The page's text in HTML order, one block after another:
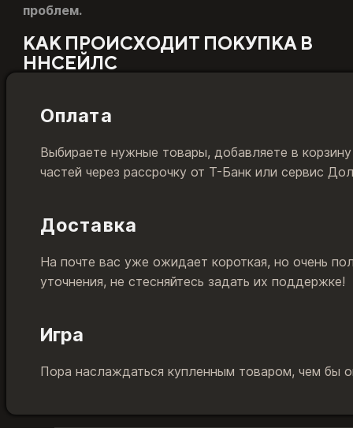
проблем.
КАК ПРОИСХОДИТ ПОКУПКА В
ННСЕЙЛС
Оплата
Выбираете нужные товары, добавляете в
частей через рассрочку от Т-Банк или сервис
Доставка
На почте вас уже ожидает короткая, но очень
уточнения, не стесняйтесь задать их поддержке!
Игра
Пора наслаждаться купленным товаром, чем бы